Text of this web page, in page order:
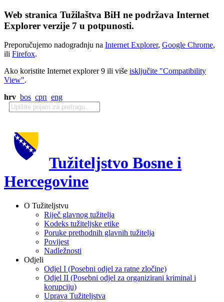
Web stranica Tužilaštva BiH ne podržava Internet
Explorer verzije 7 u potpunosti.
Preporučujemo nadogradnju na Internet Explorer, Google Chrome,
ili Firefox.
Ako koristite Internet explorer 9 ili više isključite "Compatibility
View".
hrv bos срп eng
Tužiteljstvo Bosne i
Hercegovine
O Tužiteljstvu
Riječ glavnog tužitelja
Kodeks tužiteljske etike
Poruke prethodnih glavnih tužitelja
Povijest
Nadležnosti
Odjeli
Odjel I (Posebni odjel za ratne zločine)
Odjel II (Posebni odjel za organizirani kriminal i
korupciju)
Uprava Tužiteljstva